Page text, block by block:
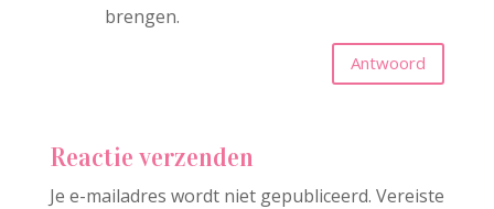
brengen.
Antwoord
Reactie verzenden
Je e-mailadres wordt niet gepubliceerd. Vereiste